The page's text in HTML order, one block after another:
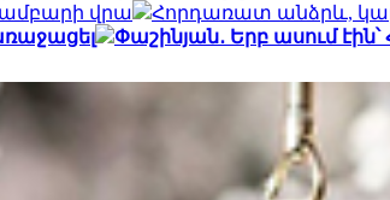
վրա
Հորդառատ անձրև,
Փաշինյան․ Երբ ասում